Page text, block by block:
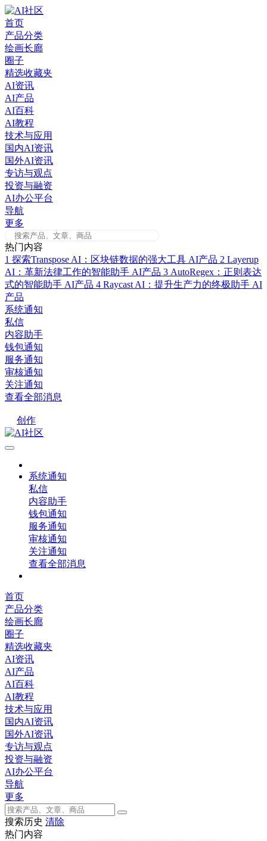
Skip
to
content
首页
产品分类
绘画长廊
圈子
精选收藏夹
AI资讯
AI产品
AI百科
AI教程
技术与应用
国内AI资讯
国外AI资讯
专访与观点
投资与融资
AI办公平台
导航
更多
热门内容
1 探索Transpose AI：区块链数据的强大工具 AI产品 2 Layerup
AI：革新法律工作的智能助手 AI产品 3 AutoRegex：正则表达
式的智能助手 AI产品 4 Raycast AI：提升生产力的终极助手 AI
产品
系统通知
私信
内容助手
钱包通知
服务通知
审核通知
关注通知
查看全部消息
创作
系统通知
私信
内容助手
钱包通知
服务通知
审核通知
关注通知
查看全部消息
首页
产品分类
绘画长廊
圈子
精选收藏夹
AI资讯
AI产品
AI百科
AI教程
技术与应用
国内AI资讯
国外AI资讯
专访与观点
投资与融资
AI办公平台
导航
更多
搜索历史 清除
热门内容